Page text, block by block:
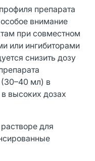
препарата
внимание
при совместном
или ингибиторами
снизить дозу
(30–40 мл) в
высоких дозах
для